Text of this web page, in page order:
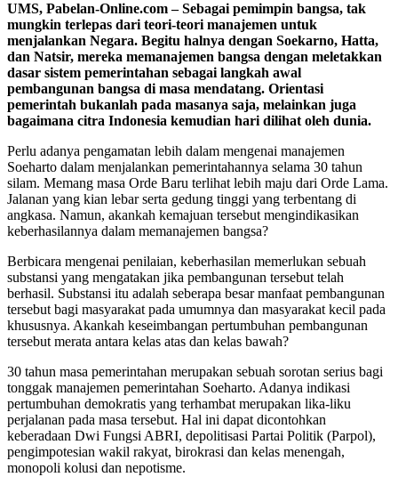
UMS, Pabelan-Online.com – Sebagai pemimpin bangsa, tak
mungkin terlepas dari teori-teori manajemen untuk
menjalankan Negara. Begitu halnya dengan Soekarno, Hatta,
dan Natsir, mereka memanajemen bangsa dengan meletakkan
dasar sistem pemerintahan sebagai langkah awal
pembangunan bangsa di masa mendatang. Orientasi
pemerintah bukanlah pada masanya saja, melainkan juga
bagaimana citra Indonesia kemudian hari dilihat oleh dunia.
Perlu adanya pengamatan lebih dalam mengenai manajemen
Soeharto dalam menjalankan pemerintahannya selama 30 tahun
silam. Memang masa Orde Baru terlihat lebih maju dari Orde Lama.
Jalanan yang kian lebar serta gedung tinggi yang terbentang di
angkasa. Namun, akankah kemajuan tersebut mengindikasikan
keberhasilannya dalam memanajemen bangsa?
Berbicara mengenai penilaian, keberhasilan memerlukan sebuah
substansi yang mengatakan jika pembangunan tersebut telah
berhasil. Substansi itu adalah seberapa besar manfaat pembangunan
tersebut bagi masyarakat pada umumnya dan masyarakat kecil pada
khususnya. Akankah keseimbangan pertumbuhan pembangunan
tersebut merata antara kelas atas dan kelas bawah?
30 tahun masa pemerintahan merupakan sebuah sorotan serius bagi
tonggak manajemen pemerintahan Soeharto. Adanya indikasi
pertumbuhan demokratis yang terhambat merupakan lika-liku
perjalanan pada masa tersebut. Hal ini dapat dicontohkan
keberadaan Dwi Fungsi ABRI, depolitisasi Partai Politik (Parpol),
pengimpotesian wakil rakyat, birokrasi dan kelas menengah,
monopoli kolusi dan nepotisme.